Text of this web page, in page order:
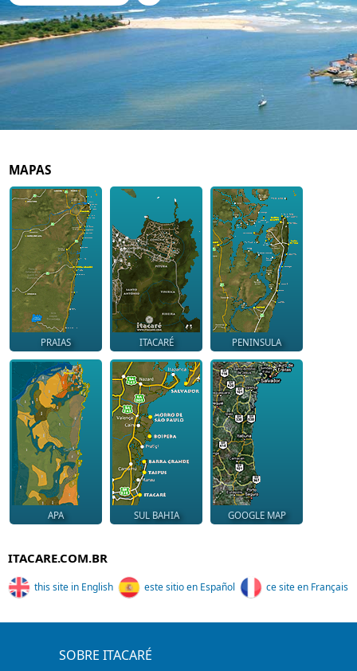
MAPAS
PRAIAS ITACARÉ PENINSULA
APA SUL BAHIA GOOGLE MAP
ITACARE.COM.BR
this site in English este sitio en Español ce site en Français
SOBRE ITACARÉ